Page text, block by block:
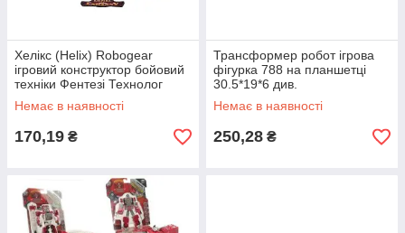
Хелікс (Helix) Robogear
ігровий конструктор бойовий
техніки Фентезі Технолог
Немає в наявності
170,19 ₴
Трансформер робот ігрова
фігурка 788 на планшетці
30.5*19*6 див.
Немає в наявності
250,28 ₴